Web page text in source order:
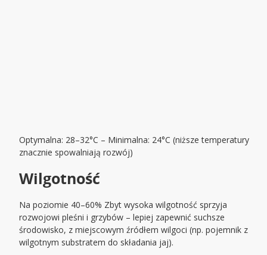
Optymalna: 28–32°C – Minimalna: 24°C (niższe temperatury
znacznie spowalniają rozwój)
Wilgotność
Na poziomie 40–60% Zbyt wysoka wilgotność sprzyja
rozwojowi pleśni i grzybów – lepiej zapewnić suchsze
środowisko, z miejscowym źródłem wilgoci (np. pojemnik z
wilgotnym substratem do składania jaj).